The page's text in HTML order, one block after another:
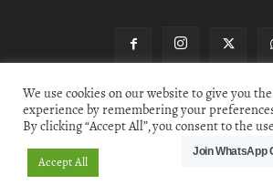
Privacy Policy Contact
© thalaknews.com 2024 All Rights
We use cookies on our website to give you
experience by remembering your
By clicking “Accept All”, you consent to the
Accept All
Join WhatsApp